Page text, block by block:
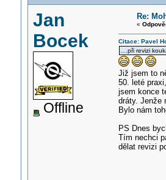
Jan
Bocek
Offline
Re:
«
Citace: Pavel
....při revizi
Již jsem to
50. leté
jsem konce
dráty. Jenže
Bylo nám
PS Dnes
Tím nechci
dělat revizi